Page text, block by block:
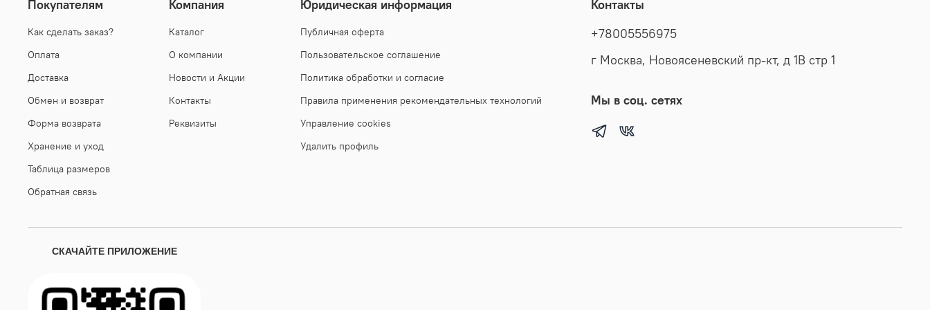
Покупателям
Как сделать заказ?
Оплата
Доставка
Обмен и возврат
Форма возврата
Хранение и уход
Таблица размеров
Обратная связь
Компания
Каталог
О компании
Новости и Акции
Контакты
Реквизиты
Юридическая информация
Публичная оферта
Пользовательское соглашение
Политика обработки и согласие
Правила применения рекомендательных технологий
Управление cookies
Удалить профиль
Контакты
+78005556975
г Москва, Новоясеневский пр-кт, д 1В стр 1
Мы в соц. сетях
СКАЧАЙТЕ ПРИЛОЖЕНИЕ